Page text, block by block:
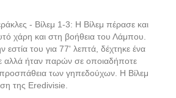
- Βίλεμ 1-3: Η Βίλεμ πέρασε και
χάρη και στη βοήθεια του Λάμπου.
εστία του για 77' λεπτά, δέχτηκε ένα
αλλά ήταν παρών σε οποιαδήποτε
των γηπεδούχων. Η Βίλεμ
της Eredivisie.